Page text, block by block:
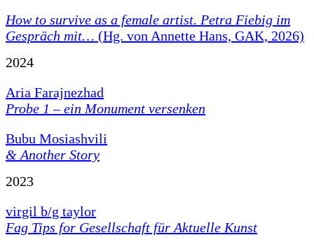
How to survive as a female artist. Petra Fiebig im
Gespräch mit… (Hg. von Annette Hans, GAK, 2026)
2024
Aria Farajnezhad
Probe 1 – ein Monument versenken
Bubu Mosiashvili
& Another Story
2023
virgil b/g taylor
Fag Tips for Gesellschaft für Aktuelle Kunst